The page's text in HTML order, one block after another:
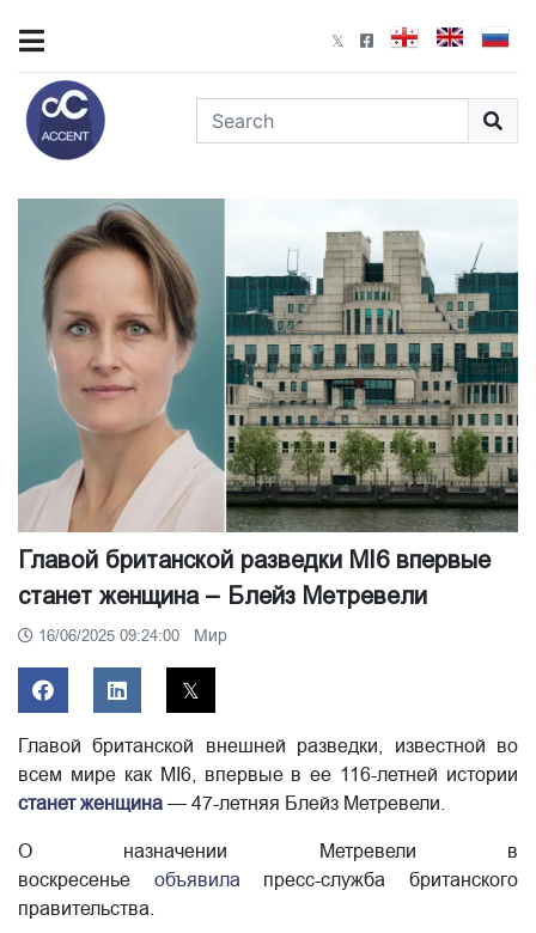
Главой британской разведки MI6 впервые
станет женщина – Блейз Метревели
16/06/2025 09:24:00 Мир
Главой британской внешней разведки, известной во
всем мире как MI6, впервые в ее 116-летней истории
станет женщина— 47-летняя Блейз Метревели.
О назначении Метревели в
воскресенье объявила пресс-служба британского
правительства.